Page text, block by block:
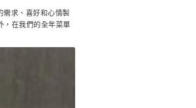
需求、喜好和心情製
，在我們的全年菜單